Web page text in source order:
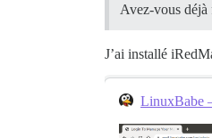
Avez-vous déjà
J’ai installé
LinuxBabe